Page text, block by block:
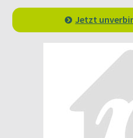
Jetzt